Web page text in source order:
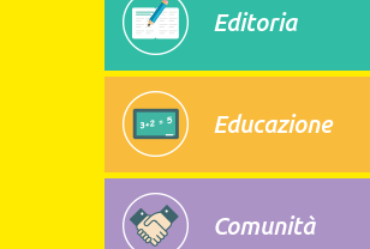
Editoria
Educazione
Comunità